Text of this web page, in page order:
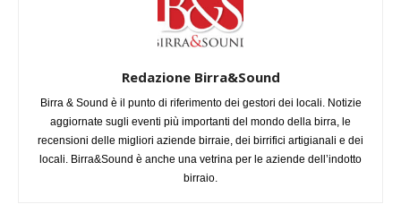
Redazione Birra&Sound
Birra & Sound è il punto di riferimento dei gestori dei locali. Notizie
aggiornate sugli eventi più importanti del mondo della birra, le
recensioni delle migliori aziende birraie, dei birrifici artigianali e dei
locali. Birra&Sound è anche una vetrina per le aziende dell’indotto
birraio.